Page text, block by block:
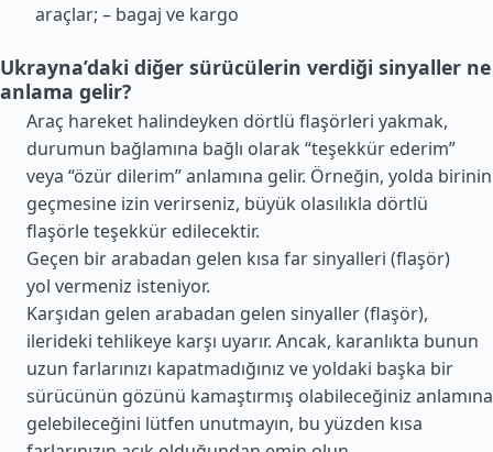
araçlar; – bagaj ve kargo
Ukrayna’daki diğer sürücülerin verdiği sinyaller ne
anlama gelir?
Araç hareket halindeyken dörtlü flaşörleri yakmak,
durumun bağlamına bağlı olarak “teşekkür ederim”
veya “özür dilerim” anlamına gelir. Örneğin, yolda birinin
geçmesine izin verirseniz, büyük olasılıkla dörtlü
flaşörle teşekkür edilecektir.
Geçen bir arabadan gelen kısa far sinyalleri (flaşör)
yol vermeniz isteniyor.
Karşıdan gelen arabadan gelen sinyaller (flaşör),
ilerideki tehlikeye karşı uyarır. Ancak, karanlıkta bunun
uzun farlarınızı kapatmadığınız ve yoldaki başka bir
sürücünün gözünü kamaştırmış olabileceğiniz anlamına
gelebileceğini lütfen unutmayın, bu yüzden kısa